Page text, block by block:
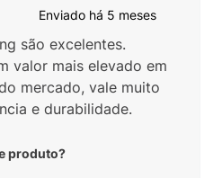
Enviado há 5 meses
são excelentes.
valor mais elevado em
mercado, vale muito
e durabilidade.
produto?